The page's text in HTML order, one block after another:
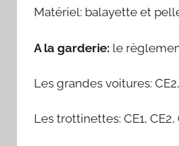
Matériel: balayette et
A la garderie: le
Les grandes voitures:
Les trottinettes: CE1, CE2,